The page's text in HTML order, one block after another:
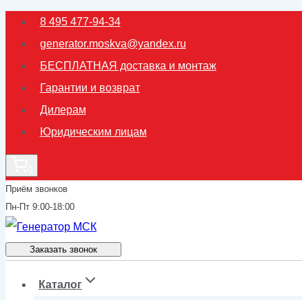
Перейти
содержимому
8 495 477-94-34
generator.moskva@yandex.ru
БЕСПЛАТНАЯ доставка и монтаж
Гарантии и возврат
Дилерам
Юридическим лицам
Приём звонков
Пн-Пт 9:00-18:00
Заказать звонок
Каталог